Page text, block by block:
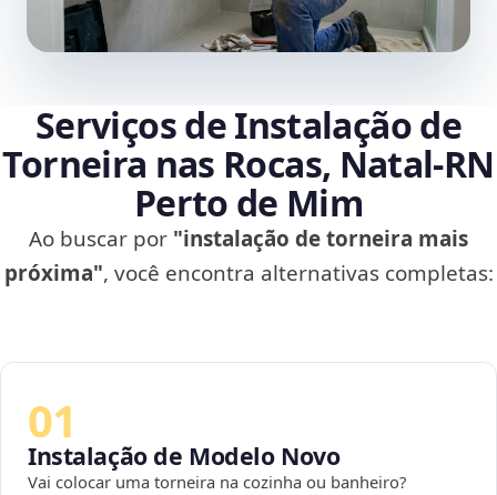
Serviços de Instalação de
Torneira nas Rocas, Natal‑RN
Perto de Mim
Ao buscar por "instalação de torneira mais
próxima", você encontra alternativas completas:
01
Instalação de Modelo Novo
Vai colocar uma torneira na cozinha ou banheiro?